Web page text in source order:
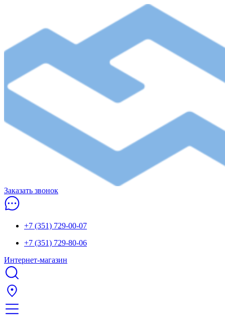
Заказать звонок
+7 (351) 729-00-07
+7 (351) 729-80-06
Интернет-магазин